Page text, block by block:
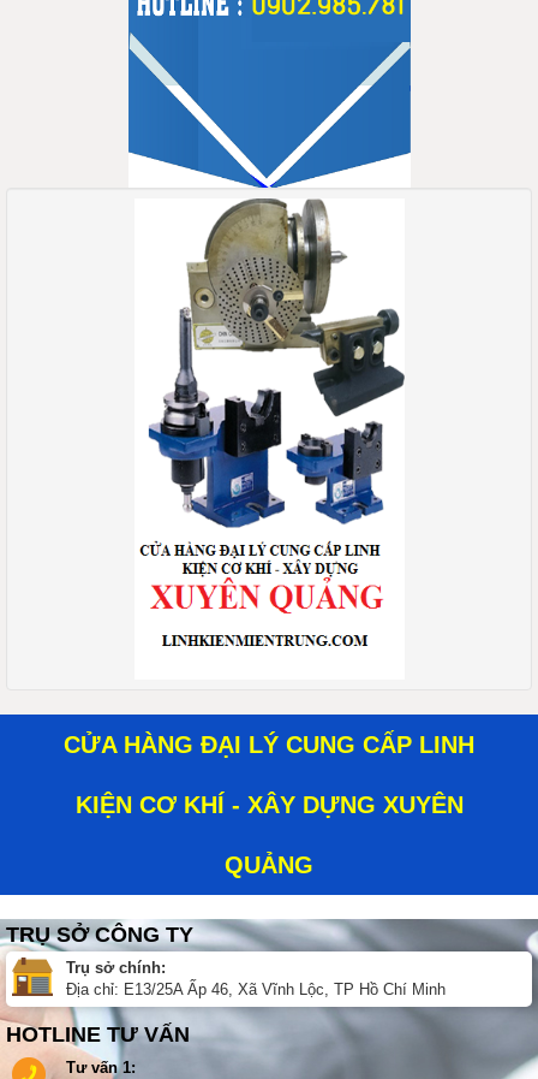
CỬA HÀNG ĐẠI LÝ CUNG CẤP LINH
KIỆN CƠ KHÍ - XÂY DỰNG XUYÊN
QUẢNG
TRỤ SỞ CÔNG TY
Trụ sở chính:
Địa chỉ: E13/25A Ấp 46, Xã Vĩnh Lộc, TP Hồ Chí Minh
HOTLINE TƯ VẤN
Tư vấn 1: